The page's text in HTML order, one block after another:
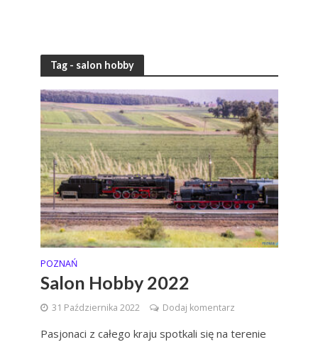
Tag - salon hobby
POZNAŃ
Salon Hobby 2022
31 Października 2022 Dodaj komentarz
Pasjonaci z całego kraju spotkali się na terenie